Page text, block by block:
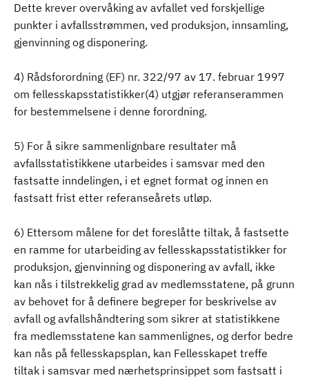
Dette krever overvåking av avfallet ved forskjellige
punkter i avfallsstrømmen, ved produksjon, innsamling,
gjenvinning og disponering.
4) Rådsforordning (EF) nr. 322/97 av 17. februar 1997
om fellesskapsstatistikker(4) utgjør referanserammen
for bestemmelsene i denne forordning.
5) For å sikre sammenlignbare resultater må
avfallsstatistikkene utarbeides i samsvar med den
fastsatte inndelingen, i et egnet format og innen en
fastsatt frist etter referanseårets utløp.
6) Ettersom målene for det foreslåtte tiltak, å fastsette
en ramme for utarbeiding av fellesskapsstatistikker for
produksjon, gjenvinning og disponering av avfall, ikke
kan nås i tilstrekkelig grad av medlemsstatene, på grunn
av behovet for å definere begreper for beskrivelse av
avfall og avfallshåndtering som sikrer at statistikkene
fra medlemsstatene kan sammenlignes, og derfor bedre
kan nås på fellesskapsplan, kan Fellesskapet treffe
tiltak i samsvar med nærhetsprinsippet som fastsatt i